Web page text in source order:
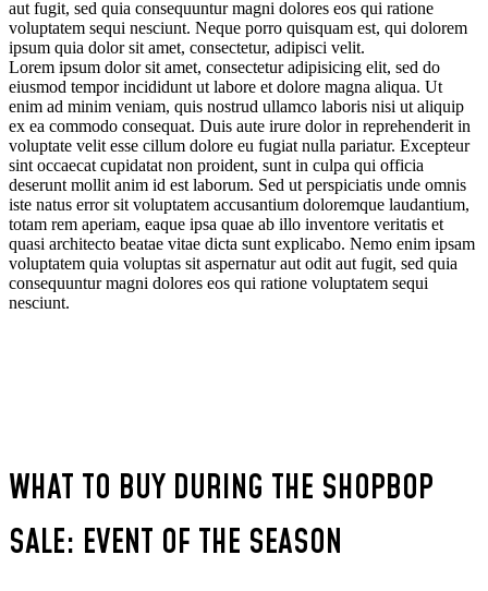
aut fugit, sed quia consequuntur magni dolores eos qui ratione
voluptatem sequi nesciunt. Neque porro quisquam est, qui dolorem
ipsum quia dolor sit amet, consectetur, adipisci velit.
Lorem ipsum dolor sit amet, consectetur adipisicing elit, sed do
eiusmod tempor incididunt ut labore et dolore magna aliqua. Ut
enim ad minim veniam, quis nostrud ullamco laboris nisi ut aliquip
ex ea commodo consequat. Duis aute irure dolor in reprehenderit in
voluptate velit esse cillum dolore eu fugiat nulla pariatur. Excepteur
sint occaecat cupidatat non proident, sunt in culpa qui officia
deserunt mollit anim id est laborum. Sed ut perspiciatis unde omnis
iste natus error sit voluptatem accusantium doloremque laudantium,
totam rem aperiam, eaque ipsa quae ab illo inventore veritatis et
quasi architecto beatae vitae dicta sunt explicabo. Nemo enim ipsam
voluptatem quia voluptas sit aspernatur aut odit aut fugit, sed quia
consequuntur magni dolores eos qui ratione voluptatem sequi
nesciunt.
WHAT TO BUY DURING THE SHOPBOP
SALE: EVENT OF THE SEASON